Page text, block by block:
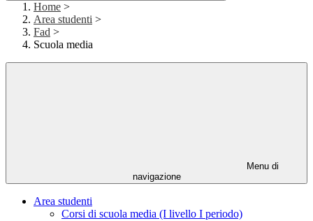
Home >
Area studenti >
Fad >
Scuola media
Menu di
navigazione
Area studenti
Corsi di scuola media (I livello I periodo)